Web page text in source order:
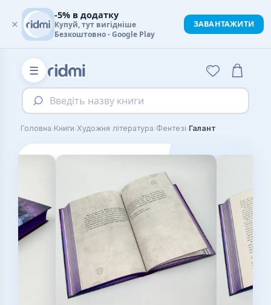
☰
Введіть назву книги
Головна›Книги›Художня література›Фентезі›Галант
×
-5% в додатку
Купуй, тут вигідніше
Безкоштовно - Google Play
ЗАВАНТАЖИТИ